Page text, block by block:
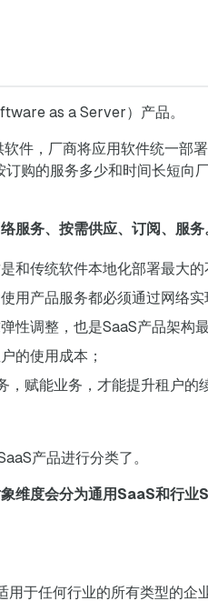
as a Server）产品。
件，厂商将应用软件统一部
购的服务多少和时间长短向
服务、按需供应、订阅、服务
和传统软件本地化部署最大的
用产品服务都必须通过网络实
性调整，也是SaaS产品架构
的使用成本；
赋能业务，才能提升租户的
产品进行分类了。
维度会分为通用SaaS和行
于任何行业的所有类型的企